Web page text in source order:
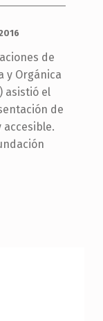
de
y Orgánica
asistió el
de